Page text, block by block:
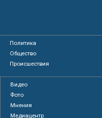
Политика
Общество
Происшествия
Видео
Фото
Мнения
Медиацентр